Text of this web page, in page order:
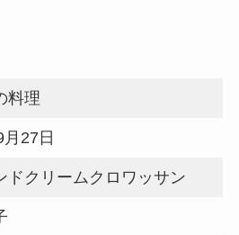
料理
27日
ドクリームクロワッサン